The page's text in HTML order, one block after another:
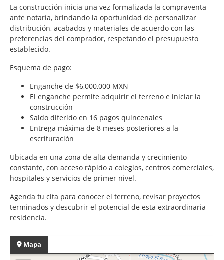
La construcción inicia una vez formalizada la compraventa
ante notaría, brindando la oportunidad de personalizar
distribución, acabados y materiales de acuerdo con las
preferencias del comprador, respetando el presupuesto
establecido.
Esquema de pago:
Enganche de $6,000,000 MXN
El enganche permite adquirir el terreno e iniciar la
construcción
Saldo diferido en 16 pagos quincenales
Entrega máxima de 8 meses posteriores a la
escrituración
Ubicada en una zona de alta demanda y crecimiento
constante, con acceso rápido a colegios, centros comerciales,
hospitales y servicios de primer nivel.
Agenda tu cita para conocer el terreno, revisar proyectos
terminados y descubrir el potencial de esta extraordinaria
residencia.
Mapa